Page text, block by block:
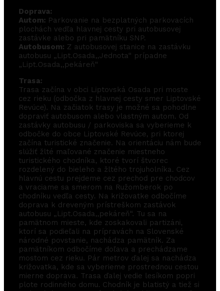
Doprava:
Autom: Parkovanie na bezplatných parkovacích
plochách vedľa hlavnej cesty pri autobusovej
zastávke alebo pri pamätníku SNP.
Autobusom: Z autobusovej stanice na zastávku
autobusu „Lipt.Osada,,Jednota“ prípadne
„Lipt.Osada,,pekáreň“
Trasa:
Trasa začína v obci Liptovská Osada pri moste
cez rieku (odbočka z hlavnej cesty smer Liptovské
Revúce). Na začiatok trasy je možné sa pohodlne
dopraviť autobusom alebo vlastným autom. Od
zastávky autobusu / parkoviska sa vyberieme k
odbočke do obce Liptovské Revúce, pri ktorej
začína turistické značenie. Na orientáciu nám bude
slúžiť žlté maľované značenie miestneho
turistického chodníka, ktoré tvorí štvorec
rozdelený do bieleho a žltého trojuholníka. Cez
hlavnú cestu prejdeme cez prechod pre chodcov
a vraciame sa smerom na Ružomberok po
chodníku vedľa cesty. Na križovatke odbočíme
doprava k dreveným prístreškom zastávok
autobusu „Lipt.Osada,,pekáreň“. Tu sa na
pamätnom mieste, kde zoskakovali partizáni,
ktorí sa podieľali na prípravách na Slovenské
národné povstanie, nachádza pamätník. Za
pamätníkom odbočíme doľava a prechádzame
mostom cez rieku. Pár metrov ďalej sa nachádza
križovatka, kde sa vyberieme prostrednou cestou
mierne doprava. Trasa ďalej vedie lesíkom popri
plote rodinného domu. Chodník je blatistý a tiež si